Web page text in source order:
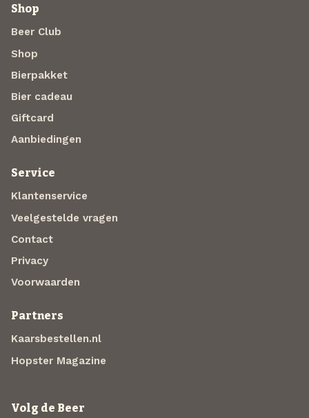
Shop
Beer Club
Shop
Bierpakket
Bier cadeau
Giftcard
Aanbiedingen
Service
Klantenservice
Veelgestelde vragen
Contact
Privacy
Voorwaarden
Partners
Kaarsbestellen.nl
Hopster Magazine
Volg de Beer